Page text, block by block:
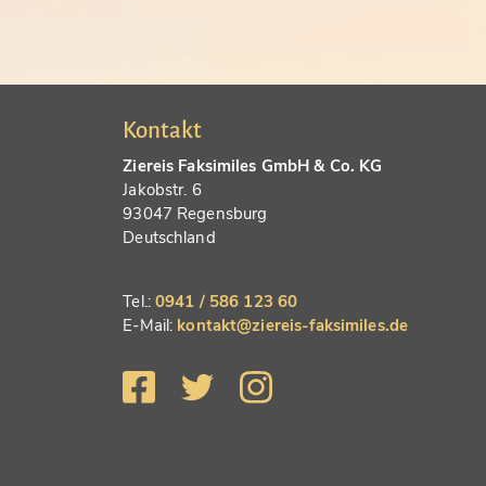
Kontakt
Ziereis Faksimiles GmbH & Co. KG
Jakobstr. 6
93047 Regensburg
Deutschland
Tel.:0941 / 586 123 60
E-Mail: kontakt@ziereis-faksimiles.de